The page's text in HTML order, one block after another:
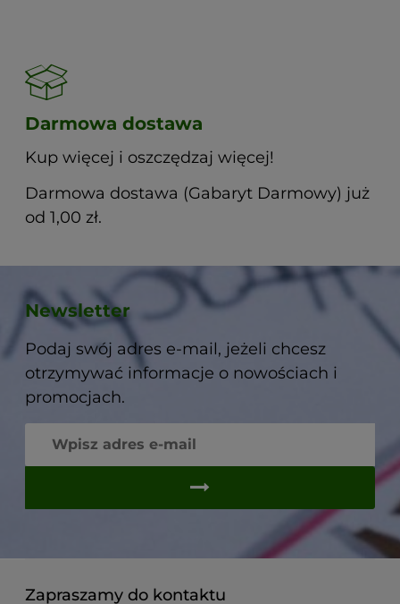
Darmowa dostawa
Kup więcej i oszczędzaj więcej!
Darmowa dostawa (Gabaryt Darmowy) już
od 1,00 zł.
Newsletter
Podaj swój adres e-mail, jeżeli chcesz
otrzymywać informacje o nowościach i
promocjach.
Zapraszamy do kontaktu